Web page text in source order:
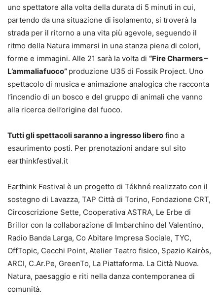
uno spettatore alla volta della durata di 5 minuti in cui,
partendo da una situazione di isolamento, si troverà la
strada per il ritorno a una vita più agevole, seguendo il
ritmo della Natura immersi in una stanza piena di colori,
forme e immagini. Alle 21 sarà la volta di “Fire Charmers –
L’ammaliafuoco” produzione U35 di Fossik Project. Uno
spettacolo di musica e animazione analogica che racconta
l’incendio di un bosco e del gruppo di animali che vanno
alla ricerca dell’origine del fuoco.
Tutti gli spettacoli saranno a ingresso libero fino a
esaurimento posti. Per prenotazioni andare sul sito
earthinkfestival.it
Earthink Festival è un progetto di Tékhné realizzato con il
sostegno di Lavazza, TAP Città di Torino, Fondazione CRT,
Circoscrizione Sette, Cooperativa ASTRA, Le Erbe di
Brillor con la collaborazione di Imbarchino del Valentino,
Radio Banda Larga, Co Abitare Impresa Sociale, TYC,
OffTopic, Cecchi Point, Atelier Teatro fisico, Spazio Kairòs,
ARCI, C.Ar.Pe, GreenTo, La Piattaforma. La Città Nuova.
Natura, paesaggio e riti nella danza contemporanea di
comunità.